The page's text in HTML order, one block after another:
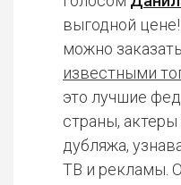
выгодной
можно
известными
это лучшие
страны,
дубляжа,
ТВ и рекламы.